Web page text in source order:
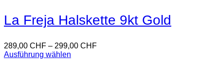
La Freja Halskette 9kt Gold
289,00 CHF – 299,00 CHF
Ausführung wählen